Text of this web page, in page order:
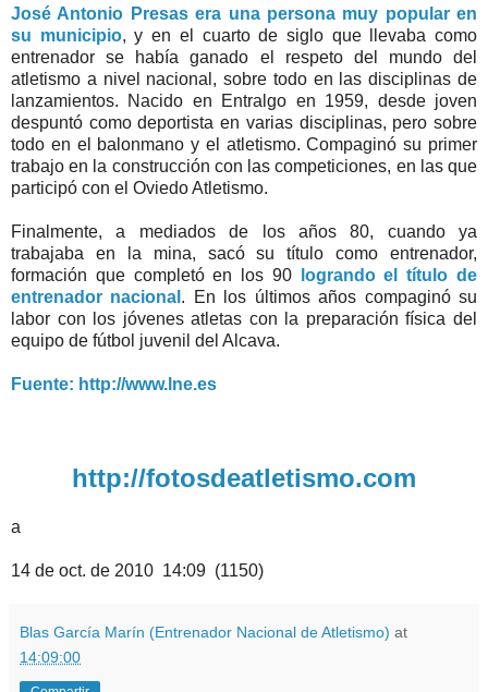
José Antonio Presas era una persona muy popular en
su municipio, y en el cuarto de siglo que llevaba como
entrenador se había ganado el respeto del mundo del
atletismo a nivel nacional, sobre todo en las disciplinas de
lanzamientos. Nacido en Entralgo en 1959, desde joven
despuntó como deportista en varias disciplinas, pero sobre
todo en el balonmano y el atletismo. Compaginó su primer
trabajo en la construcción con las competiciones, en las que
participó con el Oviedo Atletismo.
Finalmente, a mediados de los años 80, cuando ya
trabajaba en la mina, sacó su título como entrenador,
formación que completó en los 90
logrando el título de
entrenador nacional . En los últimos años compaginó su
labor con los jóvenes atletas con la preparación física del
equipo de fútbol juvenil del Alcava.
Fuente: http://www.lne.es
http://fotosdeatletismo.com
a
14 de oct. de 2010 14:09 (1150)
Blas García Marín (Entrenador Nacional de Atletismo) at
14:09:00